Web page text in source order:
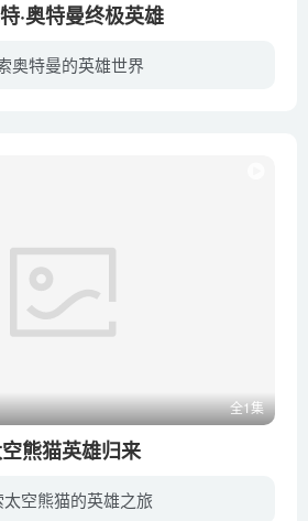
·奥特曼终极英雄
奥特曼的英雄世界
全1集
熊猫英雄归来
空熊猫的英雄之旅